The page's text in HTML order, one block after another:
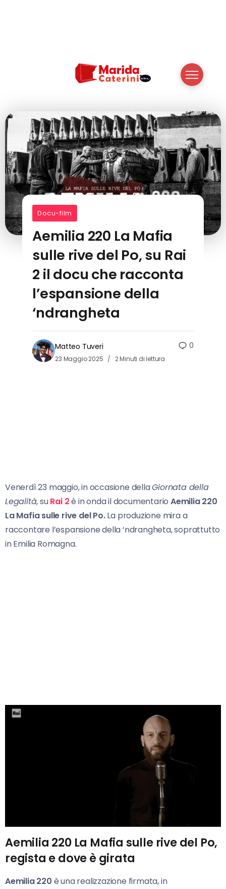
Docu-film
Aemilia 220 La Mafia
sulle rive del Po, su Rai
2 il docu che racconta
l’espansione della
‘ndrangheta
Matteo Tuveri
23 Maggio 2025 2 Minuti di lettura
0
Venerdì 23 maggio, in occasione dellaGiornata della
Legalità, suRai 2è in onda il documentarioAemilia 220
La Mafia sulle rive del Po.La produzione mira a
raccontare l’espansione della ‘ndrangheta, soprattutto
in Emilia Romagna.
Aemilia 220 La Mafia sulle rive del Po,
regista e dove è girata
Aemilia 220 è una realizzazione firmata, in